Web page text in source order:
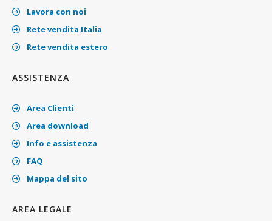
Lavora con noi
Rete vendita Italia
Rete vendita estero
ASSISTENZA
Area Clienti
Area download
Info e assistenza
FAQ
Mappa del sito
AREA LEGALE